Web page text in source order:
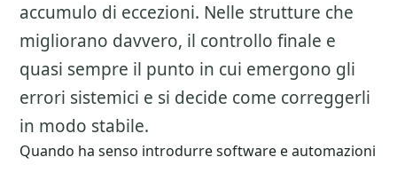
accumulo di eccezioni. Nelle strutture che
migliorano davvero, il controllo finale e
quasi sempre il punto in cui emergono gli
errori sistemici e si decide come correggerli
in modo stabile.
Quando ha senso introdurre software e automazioni